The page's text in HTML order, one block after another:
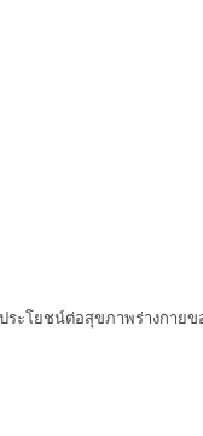
ะโยชน์ต่อสุขภาพร่างกาย